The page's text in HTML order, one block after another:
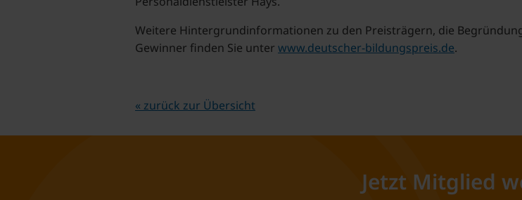
Weitere Hintergrundinformationen zu den Preisträgern, die
Gewinner finden Sie unter www.deutscher-bildungspreis.de.
« zurück zur Übersicht
Jetzt Mitglied